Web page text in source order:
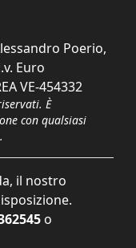
Poerio,
Euro
VE-454332
È
con qualsiasi
il nostro
o